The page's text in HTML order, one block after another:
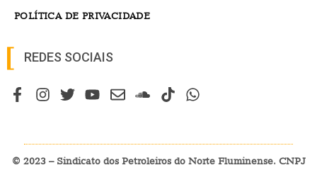
POLÍTICA DE PRIVACIDADE
REDES SOCIAIS
© 2023 – Sindicato dos Petroleiros do Norte Fluminense. CNPJ